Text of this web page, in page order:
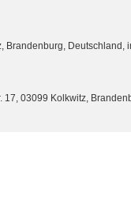
Brandenburg, Deutschland,
17, 03099 Kolkwitz,